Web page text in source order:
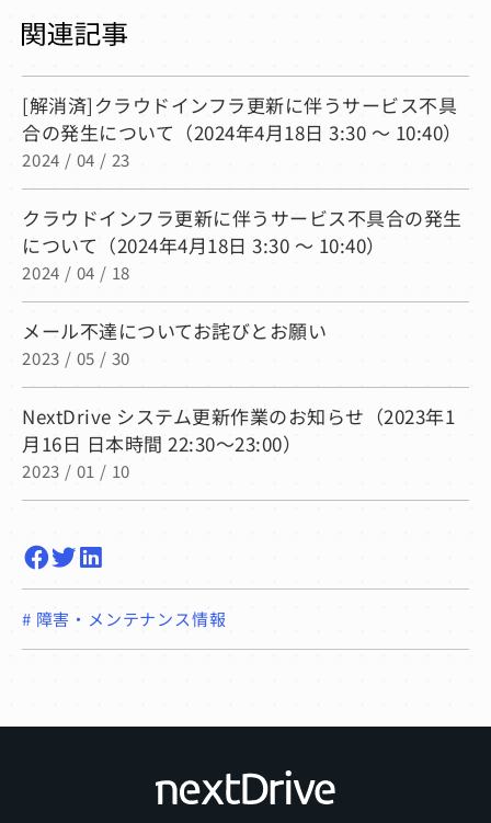
[解消済]クラウドインフラ更新に伴うサービス不具
合の発生について（2024年4月18日 3:30 ～ 10:40）
2024 / 04 / 23
クラウドインフラ更新に伴うサービス不具合の発生
について（2024年4月18日 3:30 ～ 10:40）
2024 / 04 / 18
メール不達についてお詫びとお願い
2023 / 05 / 30
NextDrive システム更新作業のお知らせ（2023年1
月16日 日本時間 22:30〜23:00）
2023 / 01 / 10
# 障害・メンテナンス情報